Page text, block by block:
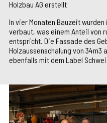
Holzbau AG erstellt
In vier Monaten Bauzeit
verbaut, was einem Anteil von
entspricht. Die Fassade des
Holzaussenschalung von 34m3
ebenfalls mit dem Label